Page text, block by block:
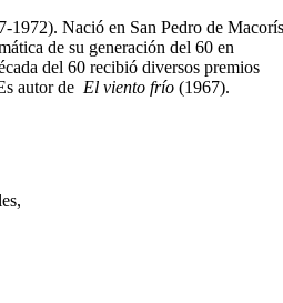
1972). Nació en San Pedro de
de su generación del 60 en
del 60 recibió diversos premios
autor de El viento frío (1967).